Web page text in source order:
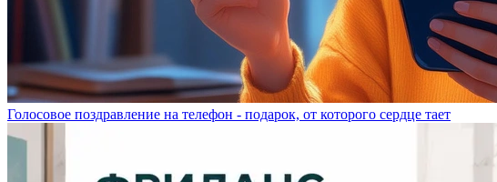
Голосовое поздравление на телефон - подарок, от которого сердце тает